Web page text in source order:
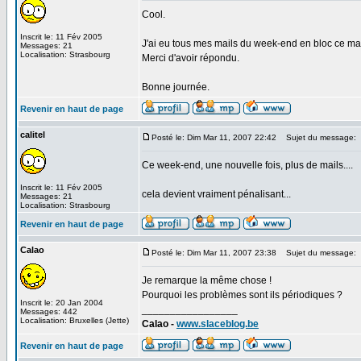
Inscrit le: 11 Fév 2005
Messages: 21
Localisation: Strasbourg
Cool.
J'ai eu tous mes mails du week-end en bloc ce
Merci d'avoir répondu.
Bonne journée.
Revenir en haut de page
calitel
Inscrit le: 11 Fév 2005
Messages: 21
Localisation: Strasbourg
Posté le: Dim Mar 11, 2007 22:42 Sujet du message:
Ce week-end, une nouvelle fois, plus de mails....
cela devient vraiment pénalisant...
Revenir en haut de page
Calao
Inscrit le: 20 Jan 2004
Messages: 442
Localisation: Bruxelles (Jette)
Posté le: Dim Mar 11, 2007 23:38 Sujet du message:
Je remarque la même chose !
Pourquoi les problèmes sont ils périodiques ?
Calao - www.slaceblog.be
Revenir en haut de page